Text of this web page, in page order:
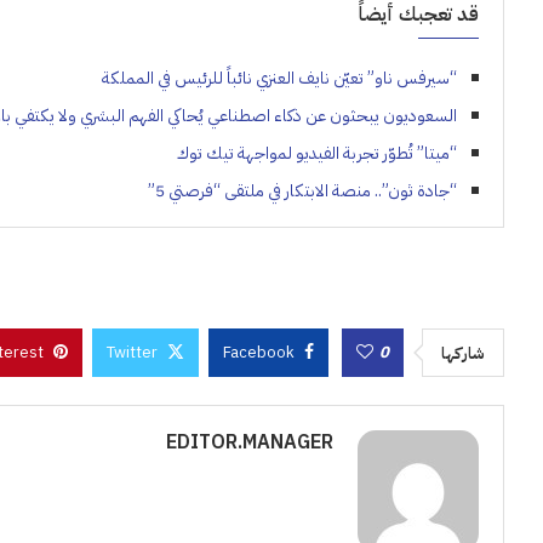
قد تعجبك أيضاً
“سيرفس ناو” تعيّن نايف العنزي نائباً للرئيس في المملكة
السعوديون يبحثون عن ذكاء اصطناعي يُحاكي الفهم البشري ولا يكتفي
“ميتا” تُطوّر تجربة الفيديو لمواجهة تيك توك
“جادة ثون”.. منصة الابتكار في ملتقى “فرصتي 5”
شاركها 0
Facebook
Twitter
EDITOR.MANAGER